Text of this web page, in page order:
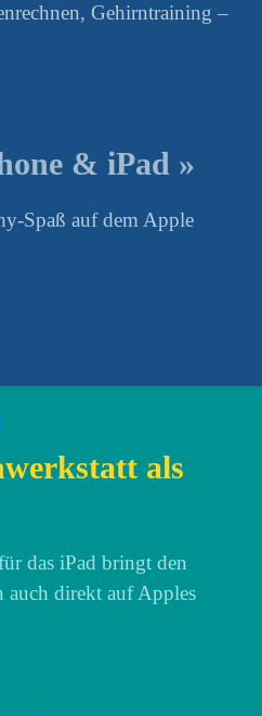
Gehirntraining –
& iPad »
Spaß auf dem Apple
als
das iPad bringt den
auch direkt auf Apples